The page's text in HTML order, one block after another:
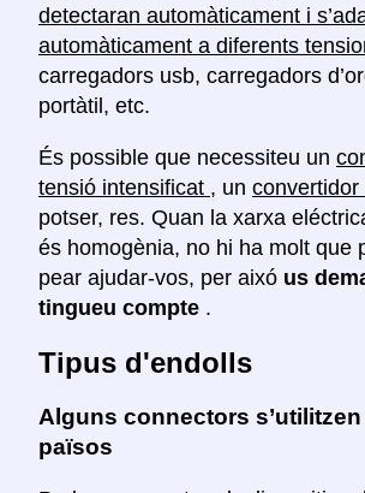
detectaran automàticament i
automàticament a diferents
carregadors usb, carregadors
portàtil, etc.
És possible que necessiteu un
tensió intensificat , un convertidor
potser, res. Quan la xarxa
és homogènia, no hi ha molt que
pear ajudar-vos, per aixó us
tingueu compte .
Tipus d'endolls
Alguns connectors
països